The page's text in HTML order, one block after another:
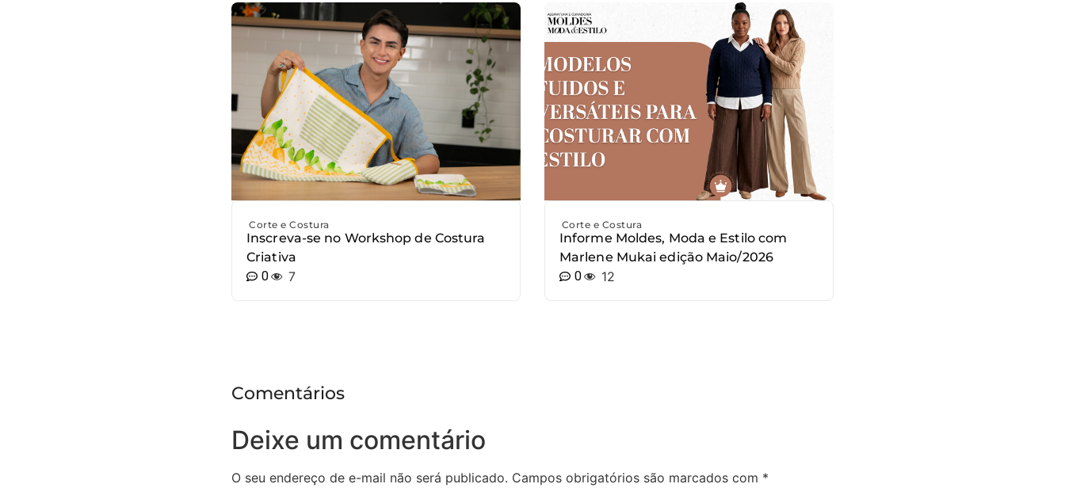
Corte e Costura
Inscreva-se no Workshop de Costura
Criativa
0
7
Corte e Costura
Informe Moldes, Moda e Estilo com
Marlene Mukai edição Maio/2026
0
12
Comentários
Deixe um comentário
O seu endereço de e-mail não será publicado. Campos obrigatórios são marcados com *